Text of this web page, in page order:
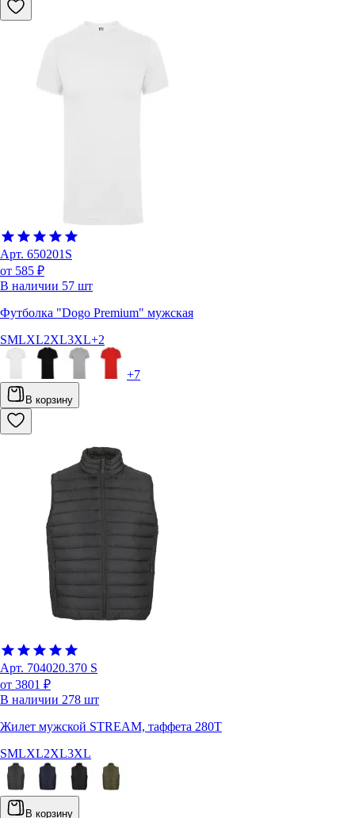
Арт. 650201S
от 585 ₽
В наличии 57 шт
Футболка "Dogo Premium" мужская
SMLXL2XL3XL+2
+7
В корзину
Арт. 704020.370 S
от 3801 ₽
В наличии 278 шт
Жилет мужской STREAM, таффета 280Т
SMLXL2XL3XL
В корзину